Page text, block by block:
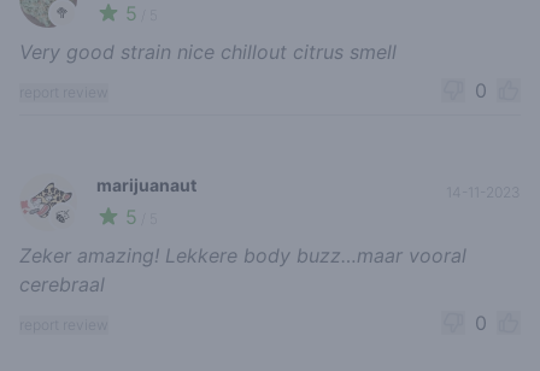
🥦 5
Very good strain nice chillout citrus smell
0
🍃
marijuanaut
5
14-11-2023
Zeker amazing! Lekkere body buzz…maar vooral
cerebraal
0